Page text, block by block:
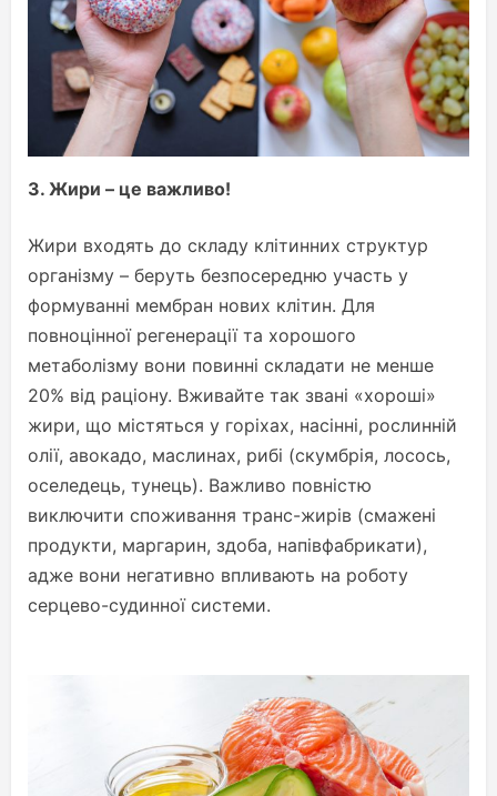
3. Жири – це важливо!
Жири входять до складу клітинних структур
організму – беруть безпосередню участь у
формуванні мембран нових клітин. Для
повноцінної регенерації та хорошого
метаболізму вони повинні складати не менше
20% від раціону. Вживайте так звані «хороші»
жири, що містяться у горіхах, насінні, рослинній
олії, авокадо, маслинах, рибі (скумбрія, лосось,
оселедець, тунець). Важливо повністю
виключити споживання транс-жирів (смажені
продукти, маргарин, здоба, напівфабрикати),
адже вони негативно впливають на роботу
серцево-судинної системи.